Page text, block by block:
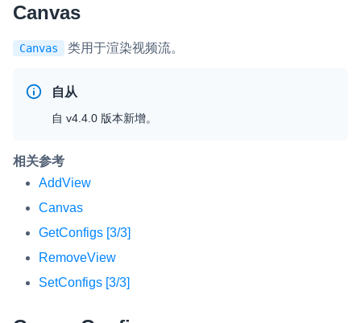
一整套低延时、高并发、可扩展、高可靠的实时消息及状态同步
一整套高可靠、低时延、高并发、安全、全球化的即时聊天云服
对接国内外多家 CDN 供应商，提供一个整体播放体验最佳的
CDN 直播方案
为智能硬件提供优质的媒体流传输，实现人与人、人与物、物与
物的实时互动连接
实时互动扩展能力
小程序
Electron
Flutter
Unreal (C++)
Unreal (Blueprint)
React
v4.2.2
Canvas
Canvas 类用于渲染视频流。
自从
自 v4.4.0 版本新增。
相关参考
AddView
Canvas
GetConfigs [3/3]
RemoveView
SetConfigs [3/3]